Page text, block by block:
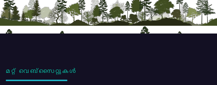
മറ്റ് വെബ്സൈറ്റുകൾ